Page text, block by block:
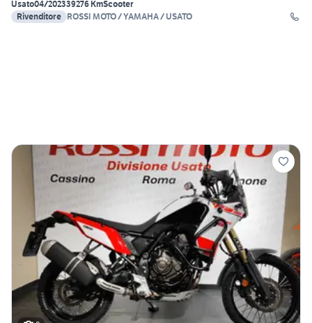
Usato04/202339276 KmScooter
Rivenditore ROSSI MOTO / YAMAHA / USATO